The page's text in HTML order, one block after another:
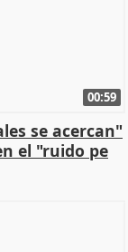
00:59
se acercan"
el "ruido pe